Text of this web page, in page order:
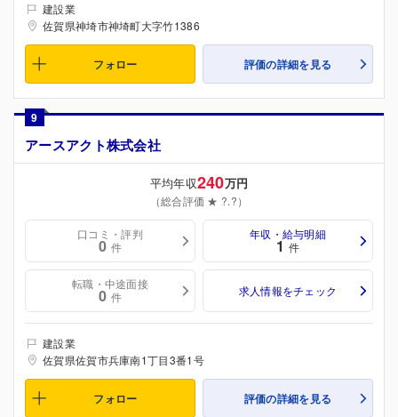
建設業
佐賀県神埼市神埼町大字竹1386
フォロー 評価の詳細を見る
9
アースアクト株式会社
平均年収240万円
（総合評価 ★ ?.?）
口コミ・評判
0 件
年収・給与明細
1 件
転職・中途面接
0 件 求人情報をチェック
建設業
佐賀県佐賀市兵庫南1丁目3番1号
フォロー 評価の詳細を見る